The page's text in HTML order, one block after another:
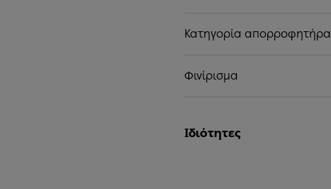
Κατηγορία απορροφητήρα
Φινίρισμα
Ιδιότητες